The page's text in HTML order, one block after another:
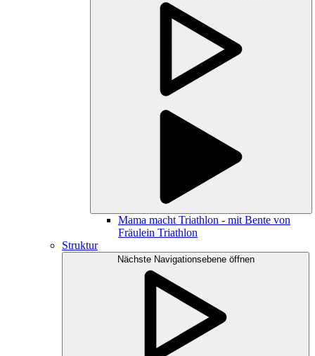
Mama macht Triathlon - mit Bente von
Fräulein Triathlon
Struktur
Nächste Navigationsebene öffnen